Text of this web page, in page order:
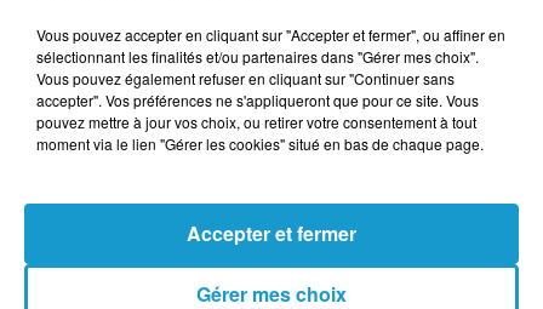
Pour le moment, aucun département n’a été placé
en vigilance orange par Météo France. La tempête
Éowyn, quant à elle, ne devrait pas justifier d’alerte
non plus.
Publié : 23 janvier 2025 à 12h01 par
Margot DOUÉTIL
Vous pouvez accepter en cliquant sur "Accepter et fermer", ou affiner en
sélectionnant les finalités et/ou partenaires dans "Gérer mes choix".
Vous pouvez également refuser en cliquant sur "Continuer sans
accepter". Vos préférences ne s'appliqueront que pour ce site. Vous
pouvez mettre à jour vos choix, ou retirer votre consentement à tout
moment via le lien "Gérer les cookies" situé en bas de chaque page.
Gérer mes choix
Accepter et fermer